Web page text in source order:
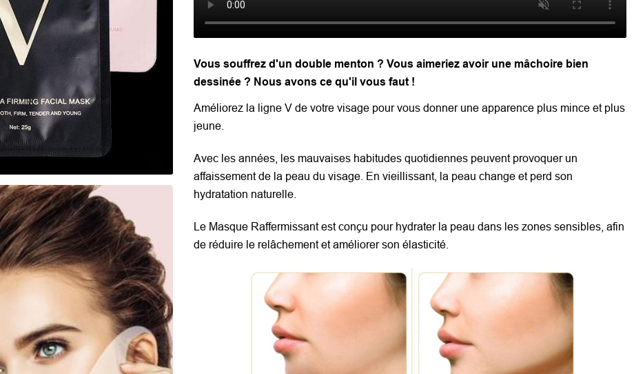
Vous souffrez d'un double menton ? Vous aimeriez avoir une mâchoire bien
dessinée ? Nous avons ce qu'il vous faut !
Améliorez la ligne V de votre visage pour vous donner une apparence plus mince et plus
jeune.
Avec les années, les mauvaises habitudes quotidiennes peuvent provoquer un
affaissement de la peau du visage. En vieillissant, la peau change et perd son
hydratation naturelle.
Le Masque Raffermissant est conçu pour hydrater la peau dans les zones sensibles, afin
de réduire le relâchement et améliorer son élasticité.